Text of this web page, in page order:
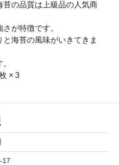
苔の品質は上級品の人気商
が特徴です。
海苔の風味がいきてきま
× 3
17